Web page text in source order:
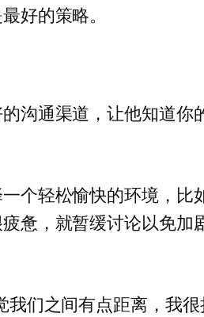
好的策略。
沟通渠道，让他知道你
个轻松愉快的环境，
惫，就暂缓讨论以免加
们之间有点距离，我